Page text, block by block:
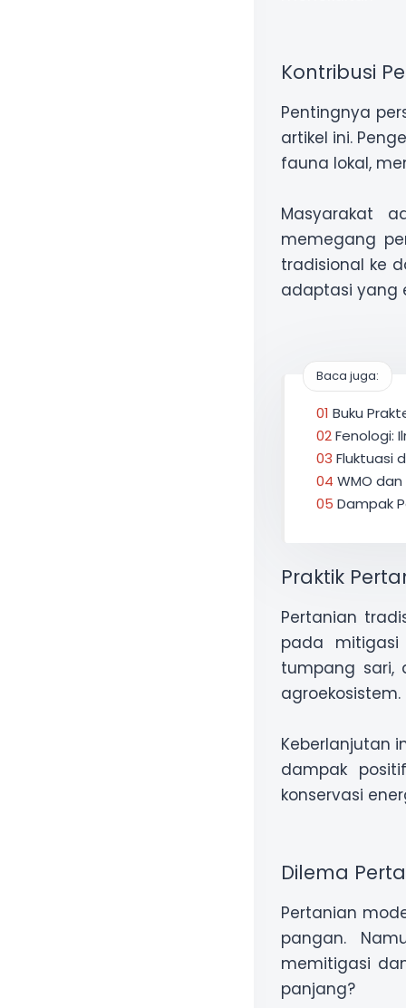
Kontribusi
Pentingnya
artikel ini.
fauna lokal,
Masyarakat
memegang
tradisional ke
adaptasi yang
Baca juga:
Buku
Fenologi:
Fluktuasi
WMO
Dampak
Praktik
Pertanian
pada mitigasi
tumpang sari,
agroekosistem.
Keberlanjutan
dampak
konservasi
Dilema
Pertanian
pangan.
memitigasi
panjang?